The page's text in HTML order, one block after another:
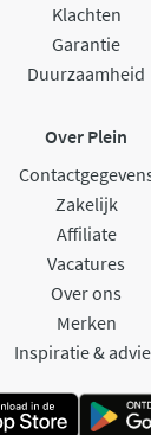
Klachten
Garantie
Duurzaamheid
Over Plein
Zakelijk
Affiliate
Vacatures
Over ons
Merken
Inspiratie &